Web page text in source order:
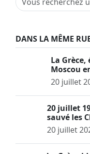
DANS LA MÊME
La
Moscou
20 juillet
20 juillet
sauvé les
20 juillet